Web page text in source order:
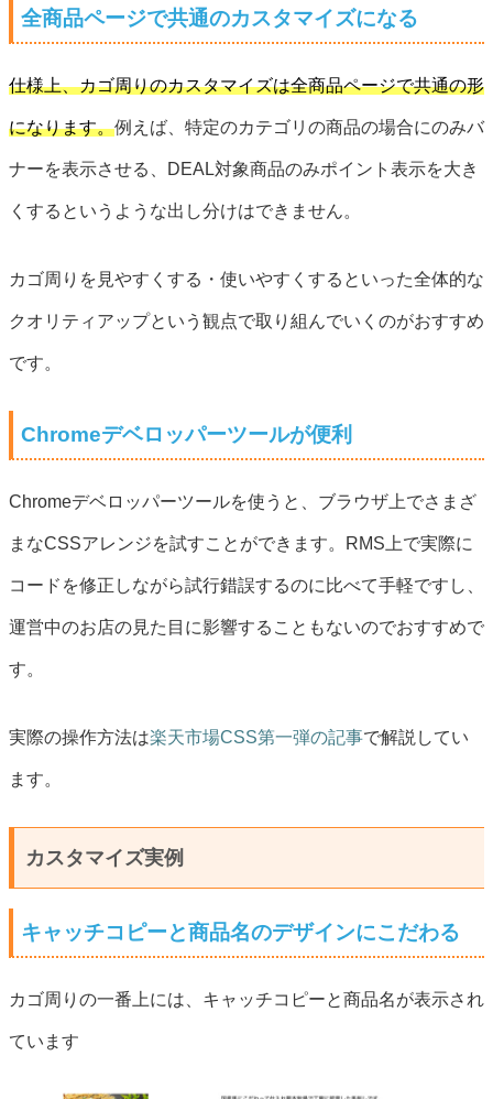
全商品ページで共通のカスタマイズになる
仕様上、カゴ周りのカスタマイズは全商品ページで共通の形
になります。例えば、特定のカテゴリの商品の場合にのみバ
ナーを表示させる、DEAL対象商品のみポイント表示を大き
くするというような出し分けはできません。
カゴ周りを見やすくする・使いやすくするといった全体的な
クオリティアップという観点で取り組んでいくのがおすすめ
です。
Chromeデベロッパーツールが便利
Chromeデベロッパーツールを使うと、ブラウザ上でさまざ
まなCSSアレンジを試すことができます。RMS上で実際に
コードを修正しながら試行錯誤するのに比べて手軽ですし、
運営中のお店の見た目に影響することもないのでおすすめで
す。
実際の操作方法は楽天市場CSS第一弾の記事で解説してい
ます。
カスタマイズ実例
キャッチコピーと商品名のデザインにこだわる
カゴ周りの一番上には、キャッチコピーと商品名が表示され
ています